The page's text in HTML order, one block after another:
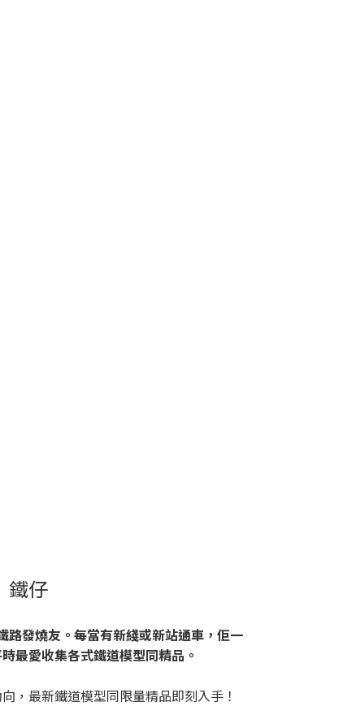
鐵仔
路發燒友。每當有新綫或新站通車，佢一
最愛收集各式鐵道模型同精品。
，最新鐵道模型同限量精品即刻入手！